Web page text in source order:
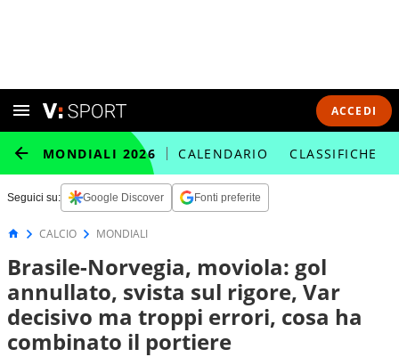
ACCEDI
MONDIALI 2026 CALENDARIO CLASSIFICHE
Seguici su: Google Discover Fonti preferite
CALCIO MONDIALI
Brasile-Norvegia, moviola: gol
annullato, svista sul rigore, Var
decisivo ma troppi errori, cosa ha
combinato il portiere